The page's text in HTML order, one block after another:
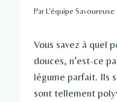
ParL'équipe Savoureuse
Vous savez à quel
douces, n’est-ce
légume parfait. Ils
sont tellement